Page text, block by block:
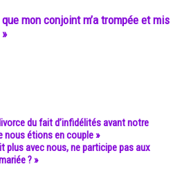
mon conjoint m’a trompée et mis
du fait d’infidélités avant notre
nous étions en couple »
plus avec nous, ne participe pas aux
? »